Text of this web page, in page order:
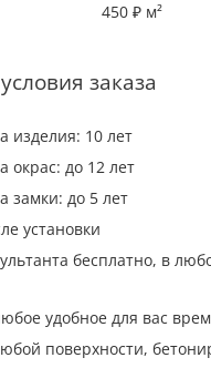
450 ₽ м²
заказа
изделия: 10 лет
окрас: до 12 лет
замки: до 5 лет
установки
бесплатно, в
удобное для вас
поверхности,